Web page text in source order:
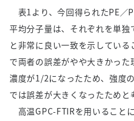
表1より、今回得られたPE／
平均分子量は、それぞれを単
と非常に良い一致を示してい
で両者の誤差がやや大きかっ
濃度が1/2になったため、強度
では誤差が大きくなったためと
高温GPC-FTIRを用いること